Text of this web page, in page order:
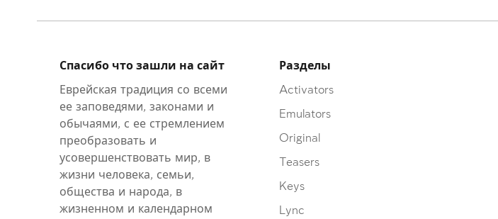
Разделы
Activators
Emulators
Original
Teasers
Keys
Lync
Спасибо что зашли на сайт
Еврейская традиция со всеми
ее заповедями, законами и
обычаями, с ее стремлением
преобразовать и
усовершенствовать мир, в
жизни человека, семьи,
общества и народа, в
жизненном и календарном